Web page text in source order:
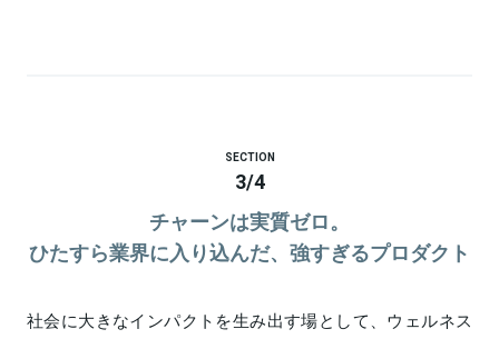
SECTION
3/4
チャーンは実質ゼロ。
ひたすら業界に入り込んだ、強すぎるプロダクト
社会に大きなインパクトを生み出す場として、ウェルネス